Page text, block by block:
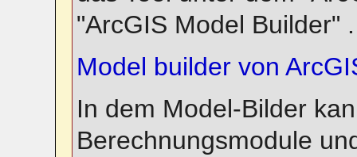
"ArcGIS Model Builder"
Model builder von
In dem Model-Bilder
Berechnungsmodule